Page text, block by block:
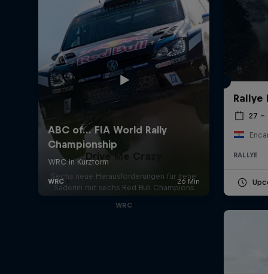
Rallye
27 –
RALLYE
Drive Me Crazy
Sechs neue Herausforderungen für Irene
Saderini mit sechs Red Bull Champions
WRC